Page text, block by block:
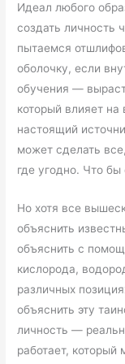
Идеал любого
создать личность
пытаемся
оболочку, если
обучения —
который влияет
настоящий
может сделать
где угодно. Что
Но хотя все
объяснить
объяснить с
кислорода,
различных
объяснить эту
личность —
работает,